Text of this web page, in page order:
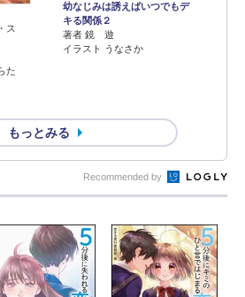
ス
た
幼なじみは誘えばいつでもデ
キる関係２
著者 鏡 遊
イラスト うなさか
もっとみる
Recommended by